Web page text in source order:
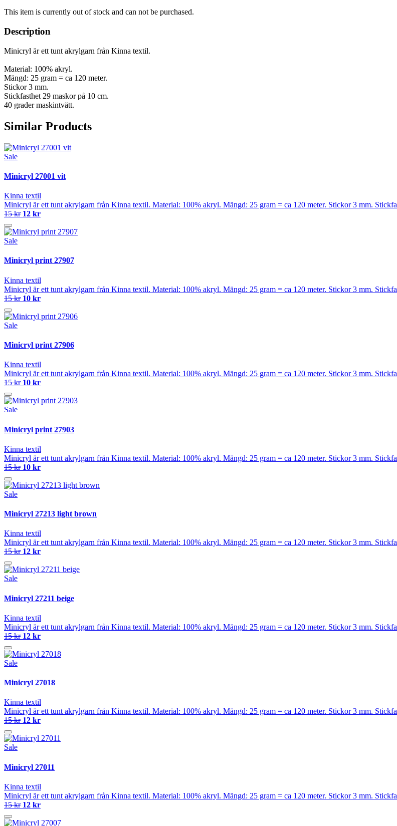
This item is currently out of stock and can not be purchased.
Description
Minicryl är ett tunt akrylgarn från Kinna textil.
Material: 100% akryl.
Mängd: 25 gram = ca 120 meter.
Stickor 3 mm.
Stickfasthet 29 maskor på 10 cm.
40 grader maskintvätt.
Similar Products
Sale
Minicryl 27001 vit
Kinna textil
Minicryl är ett tunt akrylgarn från Kinna textil. Material: 100% akryl. Mängd: 25 gram = ca 120 meter. Stickor 3 mm.
15 kr 12 kr
Sale
Minicryl print 27907
Kinna textil
Minicryl är ett tunt akrylgarn från Kinna textil. Material: 100% akryl. Mängd: 25 gram = ca 120 meter. Stickor 3 mm.
15 kr 10 kr
Sale
Minicryl print 27906
Kinna textil
Minicryl är ett tunt akrylgarn från Kinna textil. Material: 100% akryl. Mängd: 25 gram = ca 120 meter. Stickor 3 mm.
15 kr 10 kr
Sale
Minicryl print 27903
Kinna textil
Minicryl är ett tunt akrylgarn från Kinna textil. Material: 100% akryl. Mängd: 25 gram = ca 120 meter. Stickor 3 mm.
15 kr 10 kr
Sale
Minicryl 27213 light brown
Kinna textil
Minicryl är ett tunt akrylgarn från Kinna textil. Material: 100% akryl. Mängd: 25 gram = ca 120 meter. Stickor 3 mm.
15 kr 12 kr
Sale
Minicryl 27211 beige
Kinna textil
Minicryl är ett tunt akrylgarn från Kinna textil. Material: 100% akryl. Mängd: 25 gram = ca 120 meter. Stickor 3 mm.
15 kr 12 kr
Sale
Minicryl 27018
Kinna textil
Minicryl är ett tunt akrylgarn från Kinna textil. Material: 100% akryl. Mängd: 25 gram = ca 120 meter. Stickor 3 mm.
15 kr 12 kr
Sale
Minicryl 27011
Kinna textil
Minicryl är ett tunt akrylgarn från Kinna textil. Material: 100% akryl. Mängd: 25 gram = ca 120 meter. Stickor 3 mm.
15 kr 12 kr